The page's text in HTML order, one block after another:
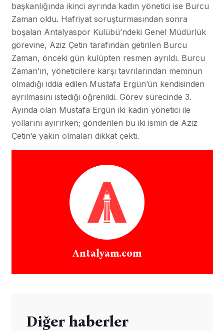
başkanlığında ikinci ayrında kadın yönetici ise Burcu
Zaman oldu. Hafriyat soruşturmasından sonra
boşalan Antalyaspor Kulübü’ndeki Genel Müdürlük
görevine, Aziz Çetin tarafından getirilen Burcu
Zaman, önceki gün kulüpten resmen ayrıldı. Burcu
Zaman’ın, yöneticilere karşı tavrılarından memnun
olmadığı iddia edilen Mustafa Ergün’ün kendisinden
ayrılmasını istediği öğrenildi. Görev sürecinde 3.
Ayında olan Mustafa Ergün iki kadın yönetici ile
yollarını ayırırken; gönderilen bu iki ismin de Aziz
Çetin’e yakın olmaları dikkat çekti.
Antalyam.com
Diğer haberler